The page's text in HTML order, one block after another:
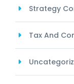
Strategy
Tax And